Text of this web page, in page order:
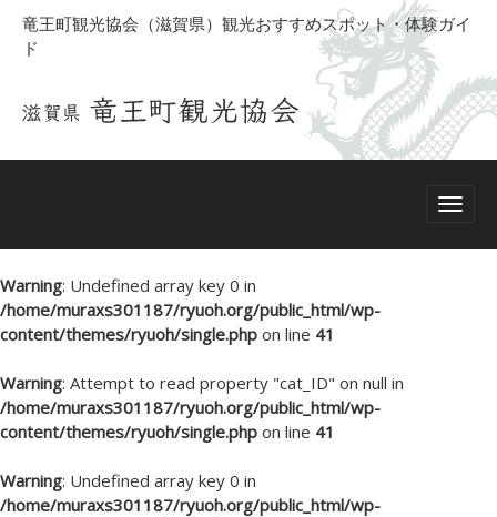
竜王町観光協会（滋賀県）観光おすすめスポット・体験ガイ
ド
Warning: Undefined array key 0 in
/home/muraxs301187/ryuoh.org/public_html/wp-
content/themes/ryuoh/single.php on line 41
Warning: Attempt to read property "cat_ID" on null in
/home/muraxs301187/ryuoh.org/public_html/wp-
content/themes/ryuoh/single.php on line 41
Warning: Undefined array key 0 in
/home/muraxs301187/ryuoh.org/public_html/wp-